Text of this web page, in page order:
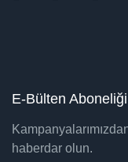
E-Bülten Aboneliği
haberdar olun.